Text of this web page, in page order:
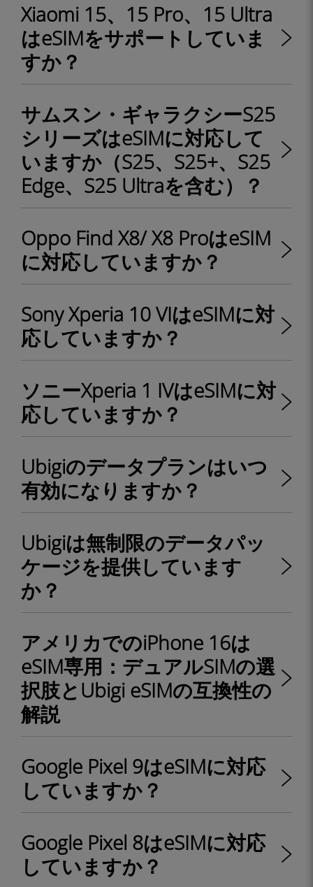
Xiaomi 15、15 Pro、15 Ultra
はeSIMをサポートしていま
すか？
サムスン・ギャラクシーS25
シリーズはeSIMに対応して
いますか（S25、S25+、S25
Edge、S25 Ultraを含む）？
Oppo Find X8/ X8 ProはeSIM
に対応していますか？
Sony Xperia 10 VIはeSIMに対
応していますか？
ソニーXperia 1 IVはeSIMに対
応していますか？
Ubigiのデータプランはいつ
有効になりますか？
Ubigiは無制限のデータパッ
ケージを提供しています
か？
アメリカでのiPhone 16は
eSIM専用：デュアルSIMの選
択肢とUbigi eSIMの互換性の
解説
Google Pixel 9はeSIMに対応
していますか？
Google Pixel 8はeSIMに対応
していますか？